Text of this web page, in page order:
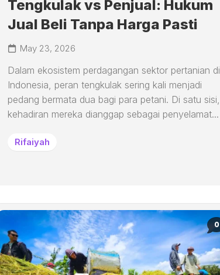
Tengkulak vs Penjual: Hukum
Jual Beli Tanpa Harga Pasti
May 23, 2026
Dalam ekosistem perdagangan sektor pertanian di
Indonesia, peran tengkulak sering kali menjadi
pedang bermata dua bagi para petani. Di satu sisi,
kehadiran mereka dianggap sebagai penyelamat...
Rifaiyah
0